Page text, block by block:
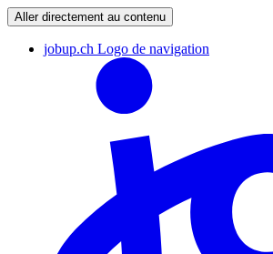
Aller directement au contenu
jobup.ch Logo de navigation